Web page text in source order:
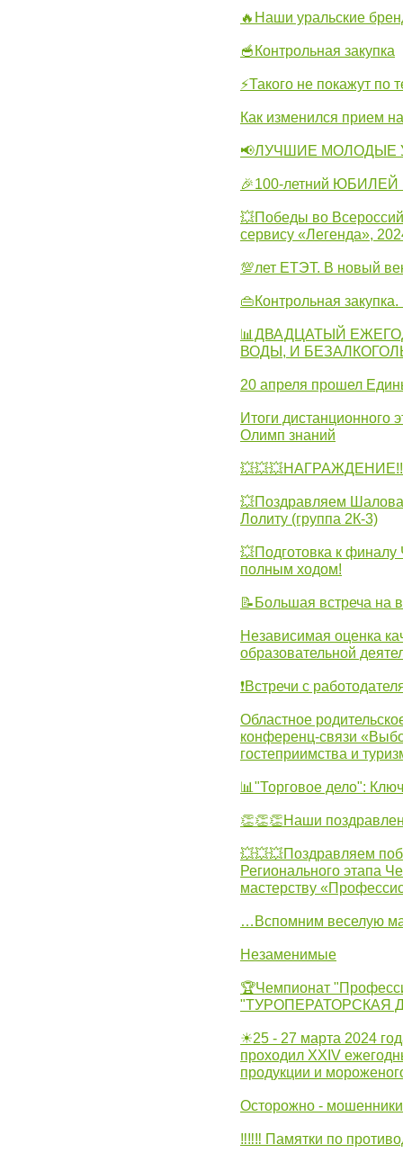
🔥Наши уральские
🥣Контрольная закупка
⚡Такого не покажут по
Как изменился прием
📢ЛУЧШИЕ МОЛОДЫЕ
🎉100-летний ЮБИЛЕЙ
💥Победы во
сервису «Легенда»,
💯лет ЕТЭТ. В новый
👜Контрольная
📊ДВАДЦАТЫЙ
ВОДЫ, И
20 апреля прошел
Итоги дистанционного
Олимп знаний
💥Поздравляем
Лолиту (группа 2К-3)
💥Подготовка к
полным ходом!
📝Большая встреча на
Независимая оценка
образовательной
❗Встречи с
Областное
конференц-связи
гостеприимства и
📊"Торговое дело":
👏👏👏Наши
💥💥💥Поздравляем
Регионального этапа
мастерству
…Вспомним веселую
Незаменимые
🏆Чемпионат
"ТУРОПЕРАТОРСКАЯ
☀25 - 27 марта 2024
проходил XXIV
продукции и
Осторожно -
‼‼‼ Памятки по